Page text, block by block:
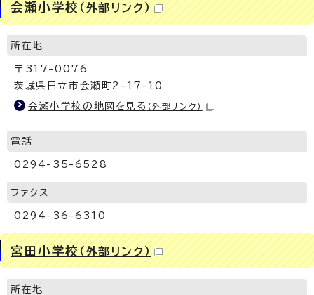
会瀬小学校 （外部リンク）
所在地
〒317-0076
茨城県日立市会瀬町2-17-10
会瀬小学校の地図を見る （外部リンク）
電話
0294-35-6528
ファクス
0294-36-6310
宮田小学校 （外部リンク）
所在地